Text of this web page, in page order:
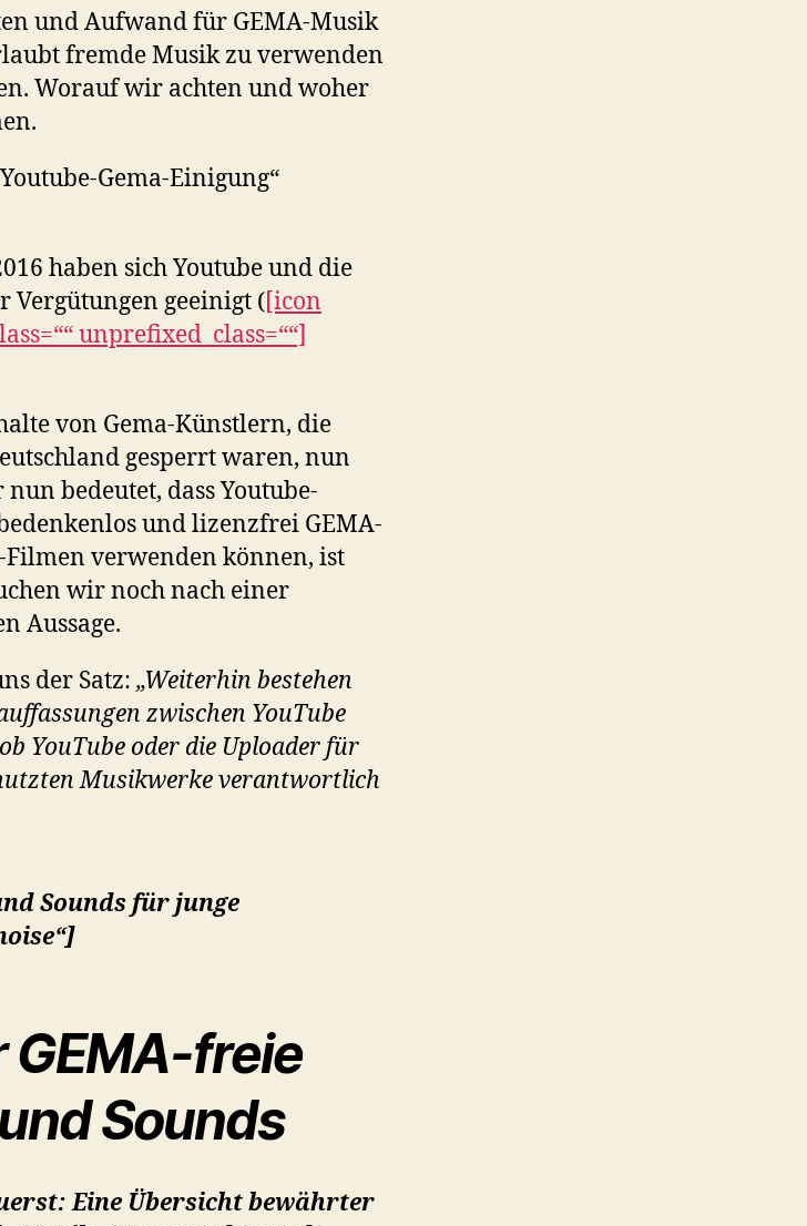
und Aufwand für GEMA-Musik
fremde Musik zu verwenden
Worauf wir achten und woher
Gema-Einigung“
haben sich Youtube und die
Vergütungen geeinigt ([icon
unprefixed_class=““]
von Gema-Künstlern, die
gesperrt waren, nun
bedeutet, dass Youtube-
und lizenzfrei GEMA-
verwenden können, ist
wir noch nach einer
Aussage.
der Satz: „Weiterhin bestehen
zwischen YouTube
YouTube oder die Uploader für
Musikwerke verantwortlich
Sounds für junge
GEMA-freie
Sounds
Eine Übersicht bewährter